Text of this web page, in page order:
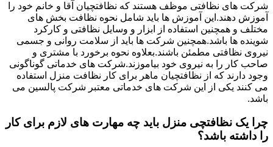
شرکت های نظافتی موظف هستند که نظافتچیان آقا و خانم خود را
آموزش دهند.این آموزش ها باید شامل نحوه نظافت بخش های
مختلف و همچنین استفاده از ابزار و وسایل نظافتی و کارکرد
شوینده ها باشد.همچنین شرکت ها باید از سلامت روانی و جسمی
نیروی نظافتی مطمئن باشند.بعلاوه نحوه برخورد با مشتری و
صاحب کار را به نیروی خود بیاموزند.شرکت های خدماتی گوناگونی
وجود دارند که از نظافتچیان ماهر برای کار نظافت منزل استفاده
می کنند یکی از این شرکت های خدماتی معتبر شرکت پالسین می
باشد.
چرا یک نظافتچی منزل باید چه مهارت های لازم برای کار
را داشته باشد؟